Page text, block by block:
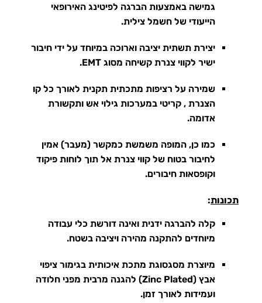
גמישה באמצעות הברגה לפיטינג האירופאי
הייעודי של חשמל צילית.
יצירת תשתית יציבה וארוכה במיוחד על ידי חיבור
ישיר לקווי צנרת קשיחה מסוג EMT.
שמירה על רציפות מתכתית תקנית לאורך כל קו
הצנרת , קריטי במערכות גילוי אש ותקשורת
אדומה.
כמו כן, המופה משמשת כמקשר (מעבר) אמין
לחיבור בטוח של קווי צנרת אל תוך לוחות פיקוד
וקופסאות חיבורים.
תכונות:
קלה להברגה ידנית ואינה דורשת כלי עבודה
מיוחדים להתקנה מהירה ויציבה בשטח.
מיוצרת מסגסוגת מתכת איכותית בגימור ציפוי
אבץ (Zinc Plated) להגנה מרבית מפני חלודה
ועמידות לאורך זמן.